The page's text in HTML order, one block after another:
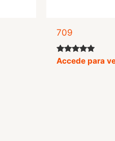
709
Valorado
con
Accede para